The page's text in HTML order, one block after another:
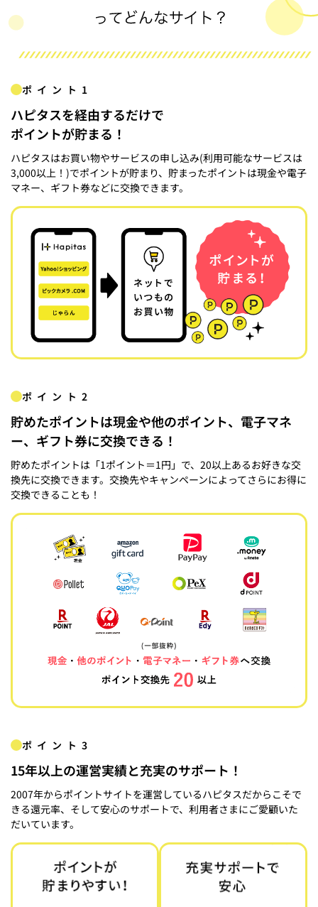
ポイント1
ハピタスを経由するだけで
ポイントが貯まる！
ハピタスはお買い物やサービスの申し込み(利用可能なサービスは
3,000以上！)でポイントが貯まり、貯まったポイントは現金や電子
マネー、ギフト券などに交換できます。
ポイント2
貯めたポイントは現金や他のポイント、電子マネ
ー、ギフト券に交換できる！
貯めたポイントは「1ポイント＝1円」で、20以上あるお好きな交
換先に交換できます。交換先やキャンペーンによってさらにお得に
交換できることも！
ポイント3
15年以上の運営実績と充実のサポート！
2007年からポイントサイトを運営しているハピタスだからこそで
きる還元率、そして安心のサポートで、利用者さまにご愛顧いた
だいています。